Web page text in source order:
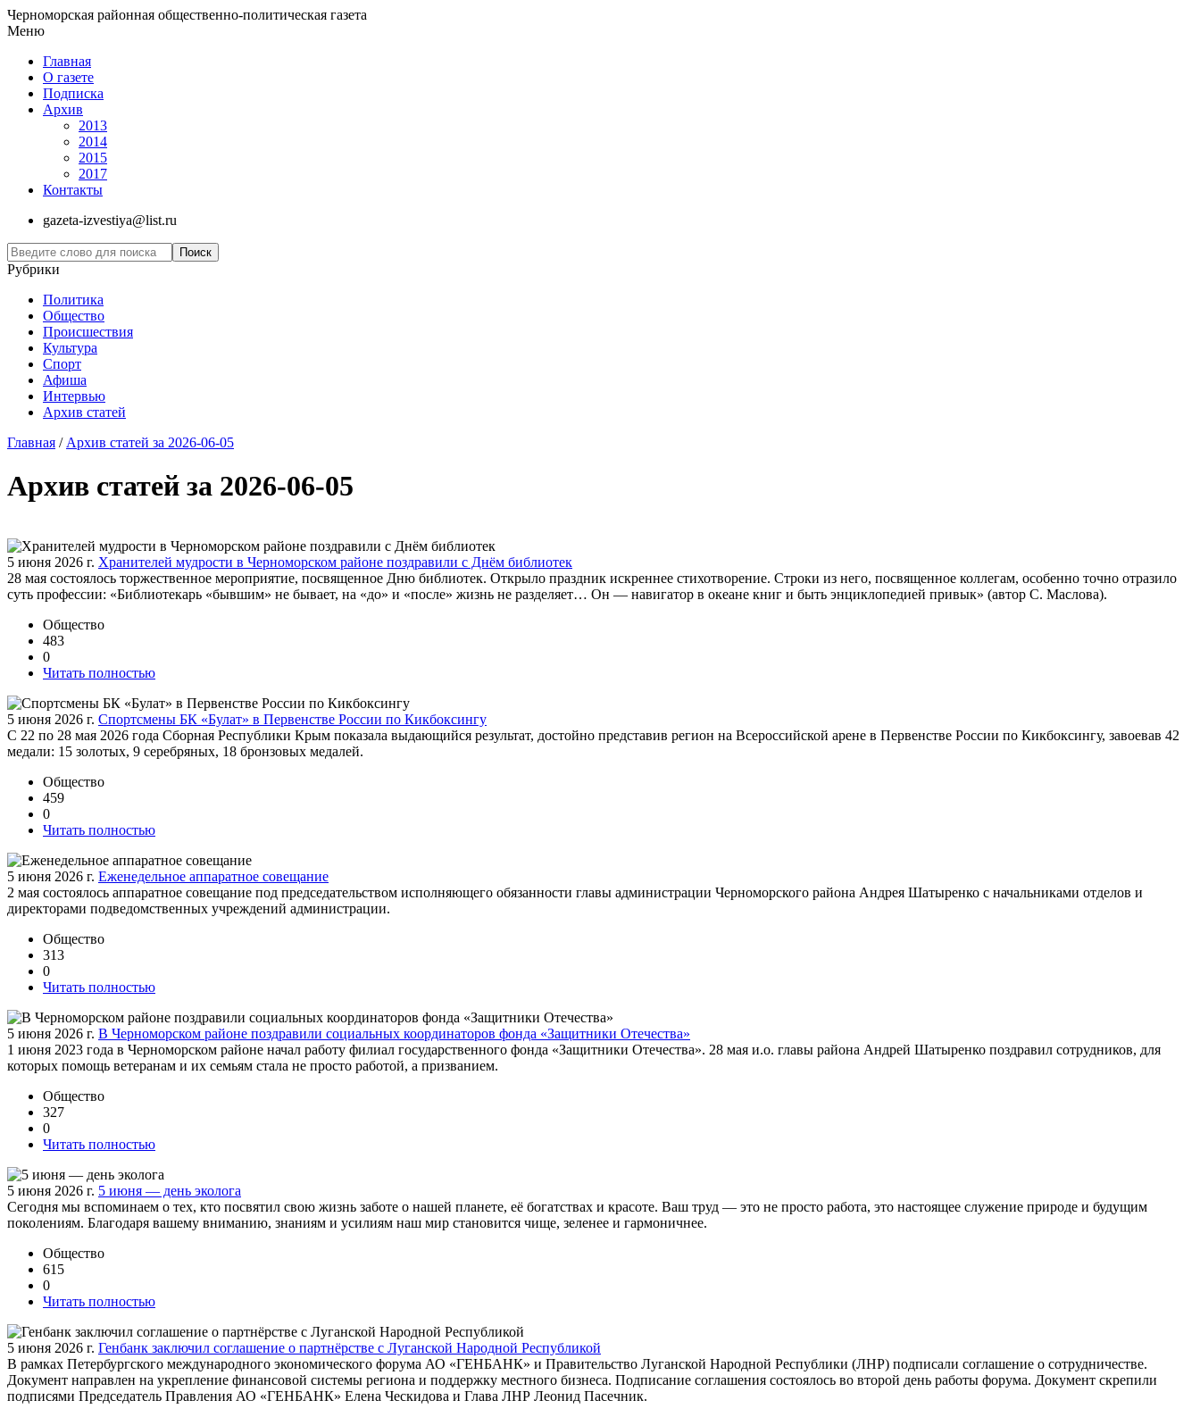
Черноморская районная общественно-политическая газета
Меню
Главная
О газете
Подписка
Архив
2013
2014
2015
2017
Контакты
gazeta-izvestiya@list.ru
Рубрики
Политика
Общество
Проиcшествия
Культура
Спорт
Афиша
Интервью
Архив статей
Главная / Архив статей за 2026-06-05
Архив статей за 2026-06-05
5 июня 2026 г. Хранителей мудрости в Черноморском районе поздравили с Днём библиотек
28 мая состоялось торжественное мероприятие, посвященное Дню библиотек. Открыло праздник искреннее стихотворение. Строки из него, посвященное коллегам, особенно точно отразило
суть профессии: «Библиотекарь «бывшим» не бывает, на «до» и «после» жизнь не разделяет… Он — навигатор в океане книг и быть энциклопедией привык» (автор С. Маслова).
Общество
483
0
Читать полностью
5 июня 2026 г. Спортсмены БК «Булат» в Первенстве России по Кикбоксингу
С 22 по 28 мая 2026 года Сборная Республики Крым показала выдающийся результат, достойно представив регион на Всероссийской арене в Первенстве России по Кикбоксингу, завоевав 42
медали: 15 золотых, 9 серебряных, 18 бронзовых медалей.
Общество
459
0
Читать полностью
5 июня 2026 г. Еженедельное аппаратное совещание
2 мая состоялось аппаратное совещание под председательством исполняющего обязанности главы администрации Черноморского района Андрея Шатыренко с начальниками отделов и
директорами подведомственных учреждений администрации.
Общество
313
0
Читать полностью
5 июня 2026 г. В Черноморском районе поздравили социальных координаторов фонда «Защитники Отечества»
1 июня 2023 года в Черноморском районе начал работу филиал государственного фонда «Защитники Отечества». 28 мая и.о. главы района Андрей Шатыренко поздравил сотрудников, для
которых помощь ветеранам и их семьям стала не просто работой, а призванием.
Общество
327
0
Читать полностью
5 июня 2026 г. 5 июня — день эколога
Сегодня мы вспоминаем о тех, кто посвятил свою жизнь заботе о нашей планете, её богатствах и красоте. Ваш труд — это не просто работа, это настоящее служение природе и будущим
поколениям. Благодаря вашему вниманию, знаниям и усилиям наш мир становится чище, зеленее и гармоничнее.
Общество
615
0
Читать полностью
5 июня 2026 г. Генбанк заключил соглашение о партнёрстве с Луганской Народной Республикой
В рамках Петербургского международного экономического форума АО «ГЕНБАНК» и Правительство Луганской Народной Республики (ЛНР) подписали соглашение о сотрудничестве.
Документ направлен на укрепление финансовой системы региона и поддержку местного бизнеса. Подписание соглашения состоялось во второй день работы форума. Документ скрепили
подписями Председатель Правления АО «ГЕНБАНК» Елена Ческидова и Глава ЛНР Леонид Пасечник.